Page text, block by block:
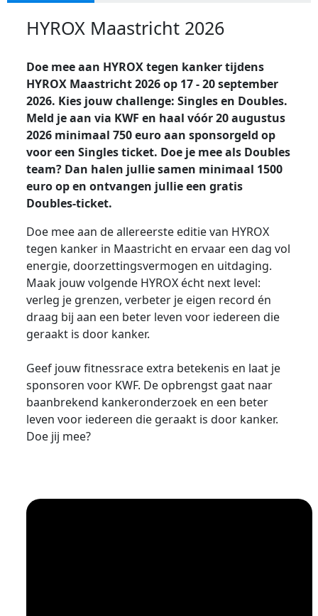
HYROX Maastricht 2026
Doe mee aan HYROX tegen kanker tijdens
HYROX Maastricht 2026 op 17 - 20 september
2026. Kies jouw challenge: Singles en Doubles.
Meld je aan via KWF en haal vóór 20 augustus
2026 minimaal 750 euro aan sponsorgeld op
voor een Singles ticket. Doe je mee als Doubles
team? Dan halen jullie samen minimaal 1500
euro op en ontvangen jullie een gratis
Doubles-ticket.
Doe mee aan de allereerste editie van HYROX
tegen kanker in Maastricht en ervaar een dag vol
energie, doorzettingsvermogen en uitdaging.
Maak jouw volgende HYROX écht next level:
verleg je grenzen, verbeter je eigen record én
draag bij aan een beter leven voor iedereen die
geraakt is door kanker.
Geef jouw fitnessrace extra betekenis en laat je
sponsoren voor KWF. De opbrengst gaat naar
baanbrekend kankeronderzoek en een beter
leven voor iedereen die geraakt is door kanker.
Doe jij mee?